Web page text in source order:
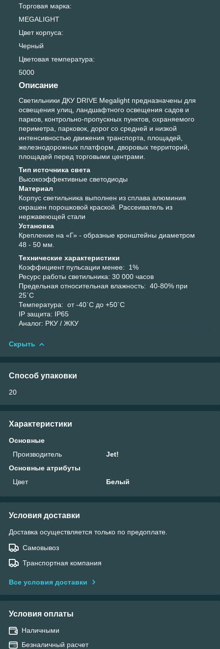
Торговая марка:
MEGALIGHT
Цвет корпуса:
Черный
Цветовая температура:
5000
Описание
Светильники ДКУ DRIVE Megalight предназначены для
освещения улиц, ландшафтного освещения садов и
парков, контрольно-пропускных пунктов, охраняемого
периметра, парковок, дорог со средней и низкой
интенсивностью движения транспорта, площадей,
железнодорожных платформ, дворовых территорий,
площадей перед торговыми центрами.
Тип источника света
Высокоэффективные светодиоды
Материал
Корпус светильника выполнен из сплава алюминия
окрашен порошковой краской. Рассеиватель из
нержавеющей стали
Установка
Крепление на «Г» - образные кронштейны диаметром
48 - 50 мм.
Технические характеристики
Коэффициент пульсации менее: 1%
Ресурс работы светильника: 30 000 часов
Предельная относительная влажность: 40-80% при
25`С
Температура: от -40`С до +50`С
IP защита: IP65
Аналог: РКУ / ЖКУ
Скрыть
Способ упаковки
20
Характеристики
Основные
Производитель
Jet!
Основные атрибуты
Цвет
Белый
Условия доставки
Доставка осуществляется только по предоплате.
Самовывоз
Транспортная компания
Все условия доставки
Условия оплаты
Наличными
Безналичный расчет